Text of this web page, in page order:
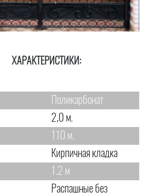
ХАРАКТЕРИСТИКИ:
Поликарбонат
2,0 м.
110 м.
Кирпичная кладка
1.2 м
Распашные без